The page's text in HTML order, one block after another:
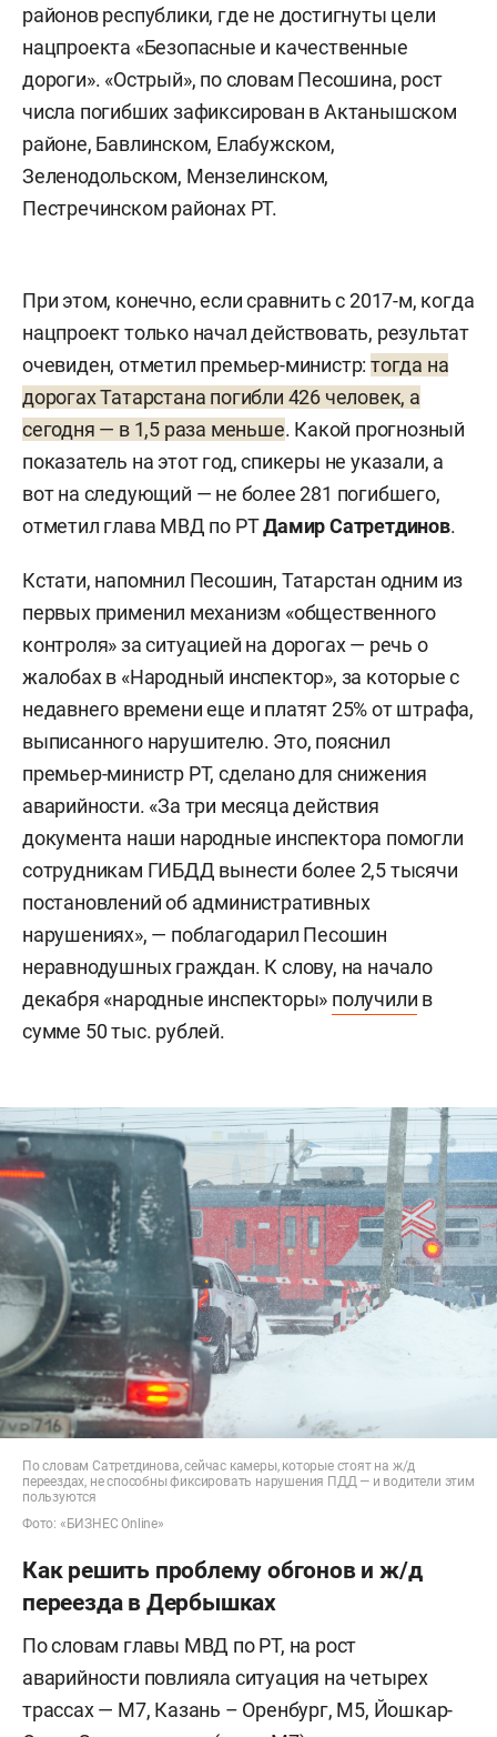
районов республики, где не достигнуты цели
нацпроекта «Безопасные и качественные
дороги». «Острый», по словам Песошина, рост
числа погибших зафиксирован в Актанышском
районе, Бавлинском, Елабужском,
Зеленодольском, Мензелинском,
Пестречинском районах РТ.
При этом, конечно, если сравнить с 2017-м, когда
нацпроект только начал действовать, результат
очевиден, отметил премьер-министр: тогда на
дорогах Татарстана погибли 426 человек, а
сегодня — в 1,5 раза меньше. Какой прогнозный
показатель на этот год, спикеры не указали, а
вот на следующий — не более 281 погибшего,
отметил глава МВД по РТДамир Сатретдинов.
Кстати, напомнил Песошин, Татарстан одним из
первых применил механизм «общественного
контроля» за ситуацией на дорогах — речь о
жалобах в «Народный инспектор», за которые с
недавнего времени еще и платят 25% от штрафа,
выписанного нарушителю. Это, пояснил
премьер-министр РТ, сделано для снижения
аварийности. «За три месяца действия
документа наши народные инспектора помогли
сотрудникам ГИБДД вынести более 2,5 тысячи
постановлений об административных
нарушениях», — поблагодарил Песошин
неравнодушных граждан. К слову, на начало
декабря «народные инспекторы» получили в
сумме 50 тыс. рублей.
По словам Сатретдинова, сейчас камеры, которые стоят на ж/д
переездах, не способны фиксировать нарушения ПДД — и водители этим
пользуются
Фото: «БИЗНЕС Online»
Как решить проблему обгонов и ж/д
переезда в Дербышках
По словам главы МВД по РТ, на рост
аварийности повлияла ситуация на четырех
трассах — М7, Казань – Оренбург, М5, Йошкар-